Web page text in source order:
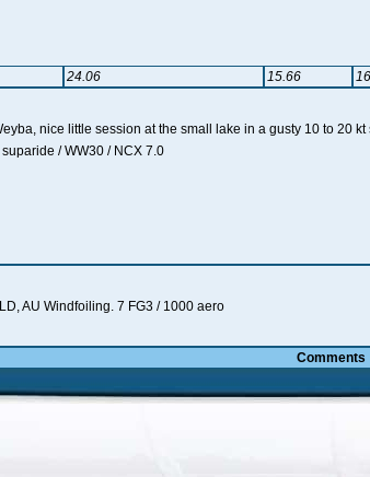
24.06 15.66
nice little session at the small lake in a gusty 10 to 20
/ WW30 / NCX 7.0
AU Windfoiling. 7 FG3 / 1000 aero
Comments